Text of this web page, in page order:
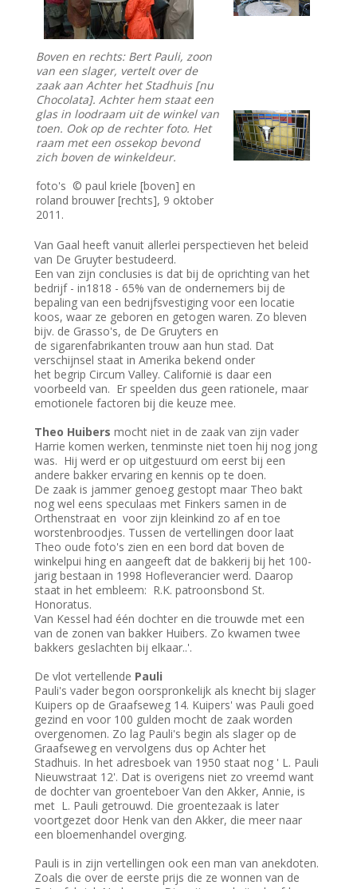
Boven en rechts: Bert Pauli, zoon
van een slager, vertelt over de
zaak aan Achter het Stadhuis [nu
Chocolata]. Achter hem staat een
glas in loodraam uit de winkel van
toen. Ook op de rechter foto. Het
raam met een ossekop bevond
zich boven de winkeldeur.
foto's © paul kriele [boven] en
roland brouwer [rechts], 9 oktober
2011.
Van Gaal heeft vanuit allerlei perspectieven het beleid
van De Gruyter bestudeerd.
Een van zijn conclusies is dat bij de oprichting van het
bedrijf - in1818 - 65% van de ondernemers bij de
bepaling van een bedrijfsvestiging voor een locatie
koos, waar ze geboren en getogen waren. Zo bleven
bijv. de Grasso's, de De Gruyters en
de sigarenfabrikanten trouw aan hun stad. Dat
verschijnsel staat in Amerika bekend onder
het begrip Circum Valley. Californië is daar een
voorbeeld van. Er speelden dus geen rationele, maar
emotionele factoren bij die keuze mee.
Theo Huibersmocht niet in de zaak van zijn vader
Harrie komen werken, tenminste niet toen hij nog jong
was. Hij werd er op uitgestuurd om eerst bij een
andere bakker ervaring en kennis op te doen.
De zaak is jammer genoeg gestopt maar Theo bakt
nog wel eens speculaas met Finkers samen in de
Orthenstraat en voor zijn kleinkind zo af en toe
worstenbroodjes. Tussen de vertellingen door laat
Theo oude foto's zien en een bord dat boven de
winkelpui hing en aangeeft dat de bakkerij bij het 100-
jarig bestaan in 1998 Hofleverancier werd. Daarop
staat in het embleem: R.K. patroonsbond St.
Honoratus.
Van Kessel had één dochter en die trouwde met een
van de zonen van bakker Huibers. Zo kwamen twee
bakkers geslachten bij elkaar..'.
De vlot vertellende Pauli
Pauli's vader begon oorspronkelijk als knecht bij slager
Kuipers op de Graafseweg 14. Kuipers' was Pauli goed
gezind en voor 100 gulden mocht de zaak worden
overgenomen. Zo lag Pauli's begin als slager op de
Graafseweg en vervolgens dus op Achter het
Stadhuis. In het adresboek van 1950 staat nog ' L. Pauli
Nieuwstraat 12'. Dat is overigens niet zo vreemd want
de dochter van groenteboer Van den Akker, Annie, is
met L. Pauli getrouwd. Die groentezaak is later
voortgezet door Henk van den Akker, die meer naar
een bloemenhandel overging.
Pauli is in zijn vertellingen ook een man van anekdoten.
Zoals die over de eerste prijs die ze wonnen van de